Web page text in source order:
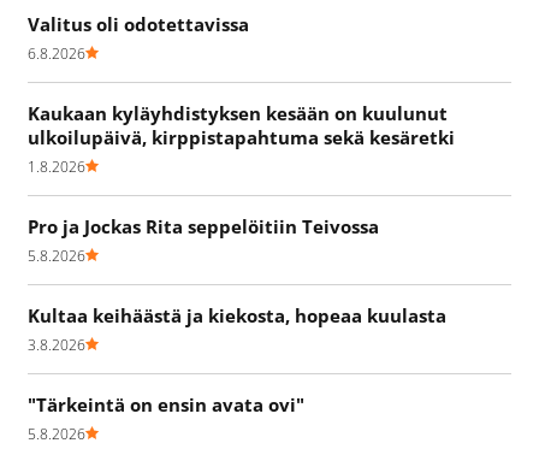
Valitus oli odotettavissa
6.8.2026
Kaukaan kyläyhdistyksen kesään on kuulunut
ulkoilupäivä, kirppistapahtuma sekä kesäretki
1.8.2026
Pro ja Jockas Rita seppelöitiin Teivossa
5.8.2026
Kultaa keihäästä ja kiekosta, hopeaa kuulasta
3.8.2026
"Tärkeintä on ensin avata ovi"
5.8.2026